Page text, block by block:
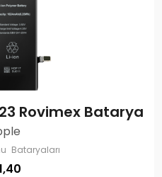
Rovimex Batarya
Bataryaları